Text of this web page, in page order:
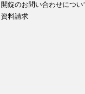
開錠のお問い合わせについ
資料請求